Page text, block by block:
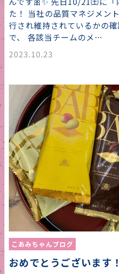
た！ 当社の品質マネジメン
行され維持されているかの
で、 各該当チームのメ…
2023.10.23
こあみちゃんブログ
おめでとうございます